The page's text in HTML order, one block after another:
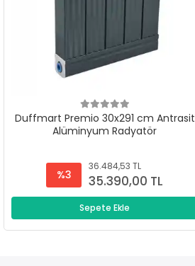
Duffmart Premio 30x291 cm Antrasit
Alüminyum Radyatör
%3
36.484,53 TL
35.390,00 TL
Sepete Ekle